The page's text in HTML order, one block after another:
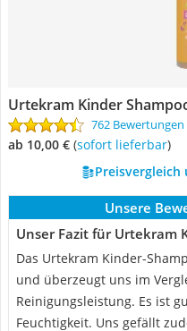
Urtekram Kinder
762 Bewertungen
ab 10,00 € ( Sofort lieferbar)
Preisvergleich
Unsere
Unser Fazit für Urtekram
Das Urtekram Kinder-
und überzeugt uns im
Reinigungsleistung. Es ist
Feuchtigkeit. Uns gefällt